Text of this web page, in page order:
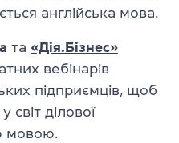
англійська мова.
та «Дія.Бізнес»
вебінарів
підприємців, щоб
світ ділової
мовою.